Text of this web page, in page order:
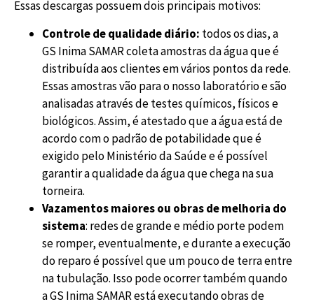
Essas descargas possuem dois principais motivos:
Controle de qualidade diário: todos os dias, a
GS Inima SAMAR coleta amostras da água que é
distribuída aos clientes em vários pontos da rede.
Essas amostras vão para o nosso laboratório e são
analisadas através de testes químicos, físicos e
biológicos. Assim, é atestado que a água está de
acordo com o padrão de potabilidade que é
exigido pelo Ministério da Saúde e é possível
garantir a qualidade da água que chega na sua
torneira.
Vazamentos maiores ou obras de melhoria do
sistema: redes de grande e médio porte podem
se romper, eventualmente, e durante a execução
do reparo é possível que um pouco de terra entre
na tubulação. Isso pode ocorrer também quando
a GS Inima SAMAR está executando obras de